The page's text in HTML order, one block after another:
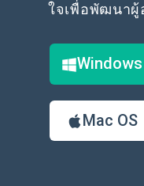
ใจเพื่อพัฒนาผู้
Windows
Mac OS